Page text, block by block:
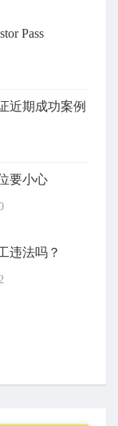
Pass
近期成功案例
要小心
违法吗？